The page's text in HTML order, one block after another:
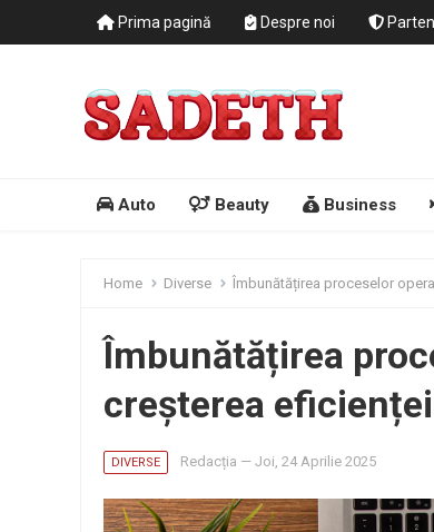
Prima pagină Despre noi
Auto Beauty Business
Home Diverse Îmbunătățirea proceselor
Îmbunătățirea
creșterea eficienței
DIVERSE Redacția — Joi, 24 Aprilie 2025